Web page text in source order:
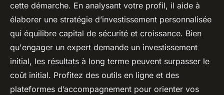
cette démarche. En analysant votre profil, il aide à
élaborer une stratégie d’investissement personnalisée
qui équilibre capital de sécurité et croissance. Bien
qu'engager un expert demande un investissement
initial, les résultats à long terme peuvent surpasser le
coût initial. Profitez des outils en ligne et des
plateformes d’accompagnement pour orienter vos